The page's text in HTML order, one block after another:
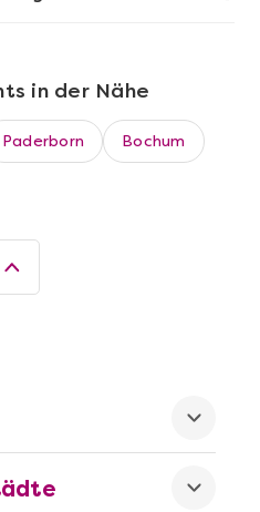
in der Nähe
Paderborn Bochum